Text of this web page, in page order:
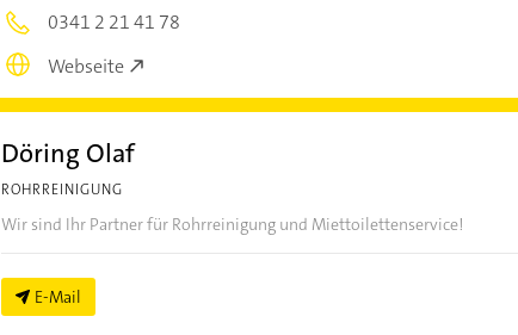
0341 2 21 41 78
Webseite
Döring Olaf
ROHRREINIGUNG
Wir sind Ihr Partner für Rohrreinigung und Miettoilettenservice!
E-Mail